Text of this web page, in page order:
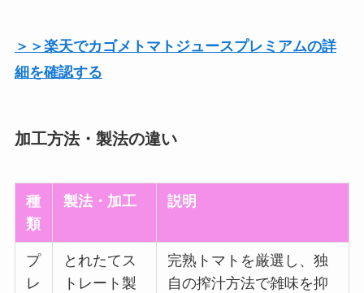
＞＞楽天でカゴメトマトジュースプレミアムの詳
細を確認する
加工方法・製法の違い
種
類
製法・加工 説明
プ
レ
とれたてス
トレート製
完熟トマトを厳選し、独
自の搾汁方法で雑味を抑